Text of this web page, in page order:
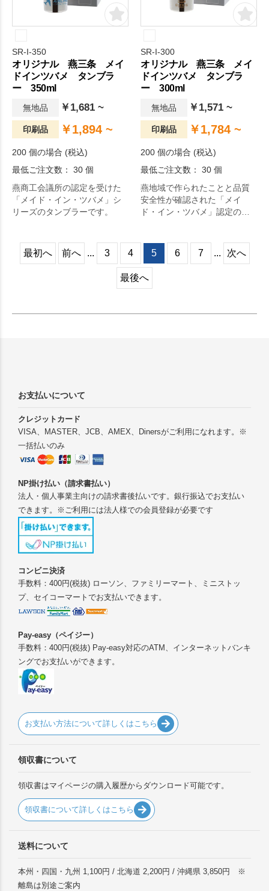
SR-I-350
オリジナル 燕三条 メイ
ドインツバメ タンブラ
ー 350ml
無地品 ￥1,681 ~
印刷品 ￥1,894 ~
200 個の場合 (税込)
最低ご注文数： 30 個
燕商工会議所の認定を受けた
「メイド・イン・ツバメ」シ
リーズのタンブラーです。
SR-I-300
オリジナル 燕三条 メイ
ドインツバメ タンブラ
ー 300ml
無地品 ￥1,571 ~
印刷品 ￥1,784 ~
200 個の場合 (税込)
最低ご注文数： 30 個
燕地域で作られたことと品質
安全性が確認された「メイ
ド・イン・ツバメ」認定のタ
最初へ 前へ ... 3 4 5 6 7 ... 次へ
最後へ
お支払いについて
クレジットカード
VISA、MASTER、JCB、AMEX、Dinersがご利用になれます。※
一括払いのみ
NP掛け払い（請求書払い）
法人・個人事業主向けの請求書後払いです。銀行振込でお支払い
できます。※ご利用には法人様での会員登録が必要です
コンビニ決済
手数料：400円(税抜) ローソン、ファミリーマート、ミニストッ
プ、セイコーマートでお支払いできます。
Pay-easy（ペイジー）
手数料：400円(税抜) Pay-easy対応のATM、インターネットバンキ
ングでお支払いができます。
お支払い方法について詳しくはこちら
領収書について
領収書はマイページの購入履歴からダウンロード可能です。
領収書について詳しくはこちら
送料について
本州・四国・九州 1,100円 / 北海道 2,200円 / 沖縄県 3,850円 ※
離島は別途ご案内